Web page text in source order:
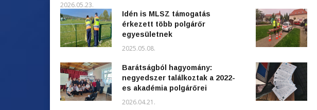
2026.05.23.
Idén is MLSZ támogatás
érkezett több polgárőr
egyesületnek
2025.05.08.
Barátságból hagyomány:
negyedszer találkoztak a 2022-
es akadémia polgárőrei
2026.04.21.